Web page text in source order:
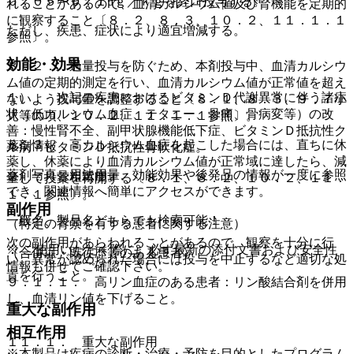
れることがあるので、血清カルシウム値及び腎機能を定期的
に観察すること〔８．２、８．３、１０．２、１１．１．１
参照〕。
８．２． 過量投与を防ぐため、本剤投与中、血清カルシウ
ム値の定期的測定を行い、血清カルシウム値が正常値を超え
ないよう投与量を調整すること〔８．１、８．３、９．７小
児等の項、１０．２、１１．１．１参照〕。
８．３． 高カルシウム血症を起こした場合には、直ちに休
薬し、休薬により血清カルシウム値が正常域に達したら、減
量して投薬を再開する〔８．１、８．２、１０．２、１１．
１．１参照〕。
（特定の背景を有する患者に関する注意）
（合併症・既往歴等のある患者）
９．１．１． 高リン血症のある患者：リン酸結合剤を併用
し、血清リン値を下げること。
相互作用
ただし、疾患、症状により適宜増減する。
効能・効果
１）． 次記の疾患におけるビタミンＤ代謝異常に伴う諸症
状（低カルシウム血症、テタニー、骨痛、骨病変等）の改
善：慢性腎不全、副甲状腺機能低下症、ビタミンＤ抵抗性ク
ル病・ビタミンＤ抵抗性骨軟化症。
２）． 骨粗鬆症。
副作用
次の副作用があらわれることがあるので、観察を十分に行
い、異常が認められた場合には投与を中止するなど適切な処
置を行うこと。
重大な副作用
１１．１． 重大な副作用
薬剤情報
薬剤写真、用法用量、効能効果や後発品の情報が一度に参照
でき、関連情報へ簡単にアクセスができます。
一般名、製品名どちらでも検索可能！
※ ご使用いただく際に、必ず最新の添付文書および安全性
情報も併せてご確認下さい。